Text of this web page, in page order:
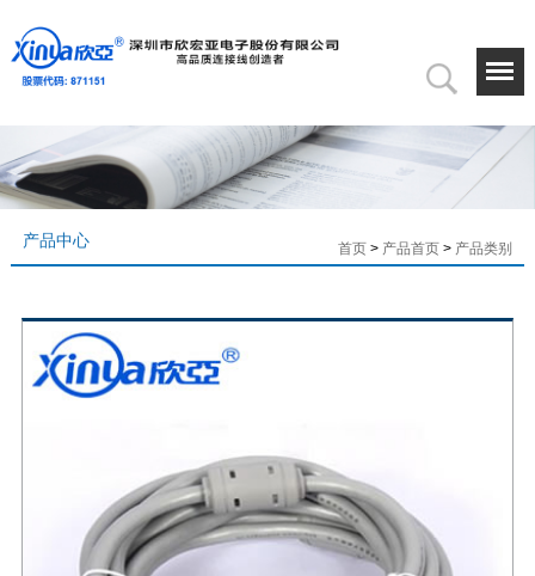
首页 > 产品首页 > 产品类别
产品中心